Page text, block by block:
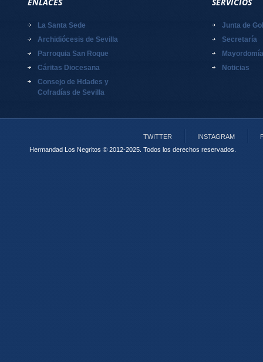
La Santa Sede
Archidiócesis de Sevilla
Parroquia San Roque
Cáritas Diocesana
Consejo de Hdades y
Cofradías de Sevilla
Junta de
Secretaría
Mayordomía
Noticias
TWITTER INSTAGRAM
Hermandad Los Negritos © 2012-2025. Todos los derechos reservados.